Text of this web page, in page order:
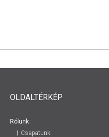
OLDALTÉRKÉP
Rólunk
Csapatunk